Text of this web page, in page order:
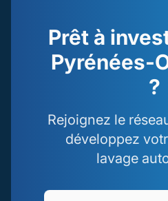
Prêt à
Pyrénées-
?
Rejoignez le
développez
lavage